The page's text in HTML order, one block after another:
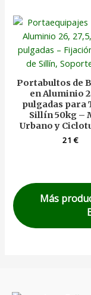
Portabultos de
en Aluminio
pulgadas para
Sillín 50kg –
Urbano y
21€
Más